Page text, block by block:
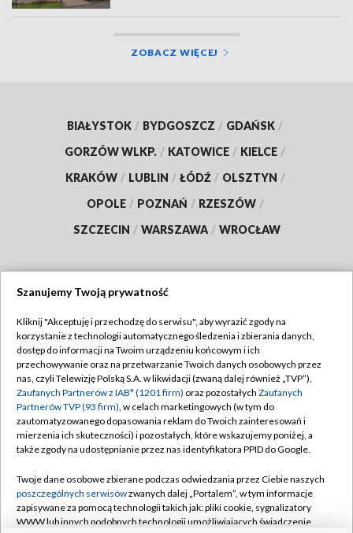
ZOBACZ WIĘCEJ
BIAŁYSTOK / BYDGOSZCZ / GDAŃSK /
GORZÓW WLKP. / KATOWICE / KIELCE /
KRAKÓW / LUBLIN / ŁÓDŹ / OLSZTYN /
OPOLE / POZNAŃ / RZESZÓW /
SZCZECIN / WARSZAWA / WROCŁAW
TVP
Abonament TVP
Emisja w TVP
Centrum informacji TVP
Naziemna Telewizja Cyfrowa
Rada Programowa
System NOS
Regulamin TVP
Polityka prywatności
Moje zgody
Pomoc
Kontakt
Szanujemy Twoją prywatność
Kliknij "Akceptuję i przechodzę do serwisu", aby wyrazić zgody na
korzystanie z technologii automatycznego śledzenia i zbierania danych,
dostęp do informacji na Twoim urządzeniu końcowym i ich
przechowywanie oraz na przetwarzanie Twoich danych osobowych przez
nas, czyli Telewizję Polską S.A. w likwidacji (zwaną dalej również „TVP”),
Zaufanych Partnerów z IAB* (1201 firm) oraz pozostałych Zaufanych
Partnerów TVP (93 firm), w celach marketingowych (w tym do
zautomatyzowanego dopasowania reklam do Twoich zainteresowań i
mierzenia ich skuteczności) i pozostałych, które wskazujemy poniżej, a
także zgody na udostępnianie przez nas identyfikatora PPID do Google.
Twoje dane osobowe zbierane podczas odwiedzania przez Ciebie naszych
poszczególnych serwisówzwanych dalej „Portalem”, w tym informacje
zapisywane za pomocą technologii takich jak: pliki cookie, sygnalizatory
WWW lub innych podobnych technologii umożliwiających świadczenie